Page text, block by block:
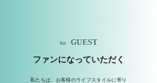
for GUEST
ファンになっていただく
私たちは、お客様のライフスタイルに寄り